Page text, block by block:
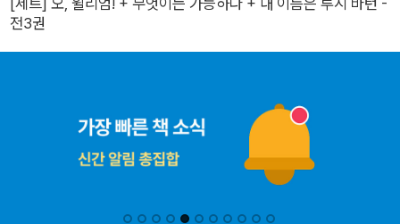
전3권